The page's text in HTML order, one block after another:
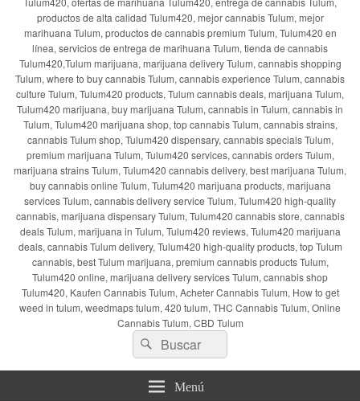
productos de alta calidad Tulum420, mejor cannabis Tulum, mejor
marihuana Tulum, productos de cannabis premium Tulum, Tulum420 en
línea, servicios de entrega de marihuana Tulum, tienda de cannabis
Tulum420,Tulum marijuana, marijuana delivery Tulum, cannabis shopping
Tulum, where to buy cannabis Tulum, cannabis experience Tulum, cannabis
culture Tulum, Tulum420 products, Tulum cannabis deals, marijuana Tulum,
Tulum420 marijuana, buy marijuana Tulum, cannabis in Tulum, cannabis in
Tulum, Tulum420 marijuana shop, top cannabis Tulum, cannabis strains,
cannabis Tulum shop, Tulum420 dispensary, cannabis specials Tulum,
premium marijuana Tulum, Tulum420 services, cannabis orders Tulum,
marijuana strains Tulum, Tulum420 cannabis delivery, best marijuana Tulum,
buy cannabis online Tulum, Tulum420 marijuana products, marijuana
services Tulum, cannabis delivery service Tulum, Tulum420 high-quality
cannabis, marijuana dispensary Tulum, Tulum420 cannabis store, cannabis
deals Tulum, marijuana in Tulum, Tulum420 reviews, Tulum420 marijuana
deals, cannabis Tulum delivery, Tulum420 high-quality products, top Tulum
cannabis, best Tulum marijuana, premium cannabis products Tulum,
Tulum420 online, marijuana delivery services Tulum, cannabis shop
Tulum420, Kaufen Cannabis Tulum, Acheter Cannabis Tulum, How to get
weed in tulum, weedmaps tulum, 420 tulum, THC Cannabis Tulum, Online
Cannabis Tulum, CBD Tulum
Buscar
por:
Buscar
Menú